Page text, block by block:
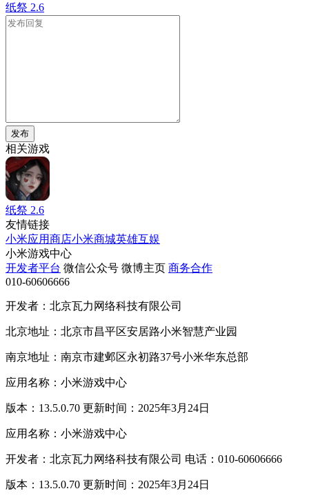
纸祭 2.6
发布
相关游戏
纸祭 2.6
友情链接
小米应用商店小米商城英雄互娱
小米游戏中心
开发者平台 微信公众号 微博主页 商务合作
010-60606666
开发者：北京瓦力网络科技有限公司
北京地址：北京市昌平区安居路小米智慧产业园
南京地址：南京市建邺区永初路37号小米华东总部
应用名称：小米游戏中心
版本：13.5.0.70 更新时间：2025年3月24日
应用名称：小米游戏中心
开发者：北京瓦力网络科技有限公司 电话：010-60606666
版本：13.5.0.70 更新时间：2025年3月24日